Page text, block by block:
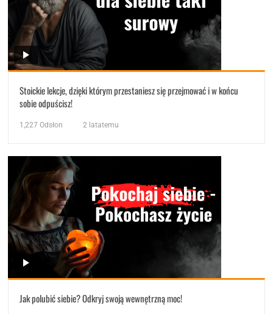
Stoickie lekcje, dzięki którym przestaniesz się przejmować i w końcu
sobie odpuścisz!
1,227 Odsłon 2 latatemu
Jak polubić siebie? Odkryj swoją wewnętrzną moc!